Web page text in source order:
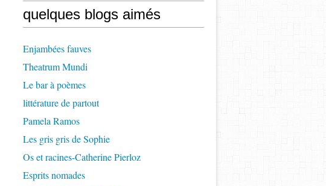
quelques blogs aimés
Enjambées fauves
Theatrum Mundi
Le bar à poèmes
littérature de partout
Pamela Ramos
Les gris gris de Sophie
Os et racines-Catherine Pierloz
Esprits nomades